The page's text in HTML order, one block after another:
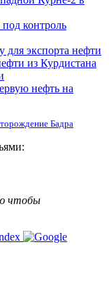
контроль
для экспорта нефти
из Курдистана
нефть на
Бадра
чтобы